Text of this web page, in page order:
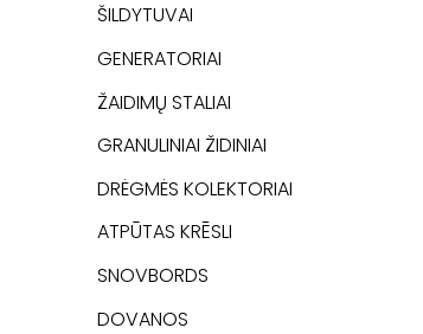
ŠILDYTUVAI
GENERATORIAI
ŽAIDIMŲ STALIAI
GRANULINIAI ŽIDINIAI
DRĖGMĖS KOLEKTORIAI
ATPŪTAS KRĒSLI
SNOVBORDS
DOVANOS